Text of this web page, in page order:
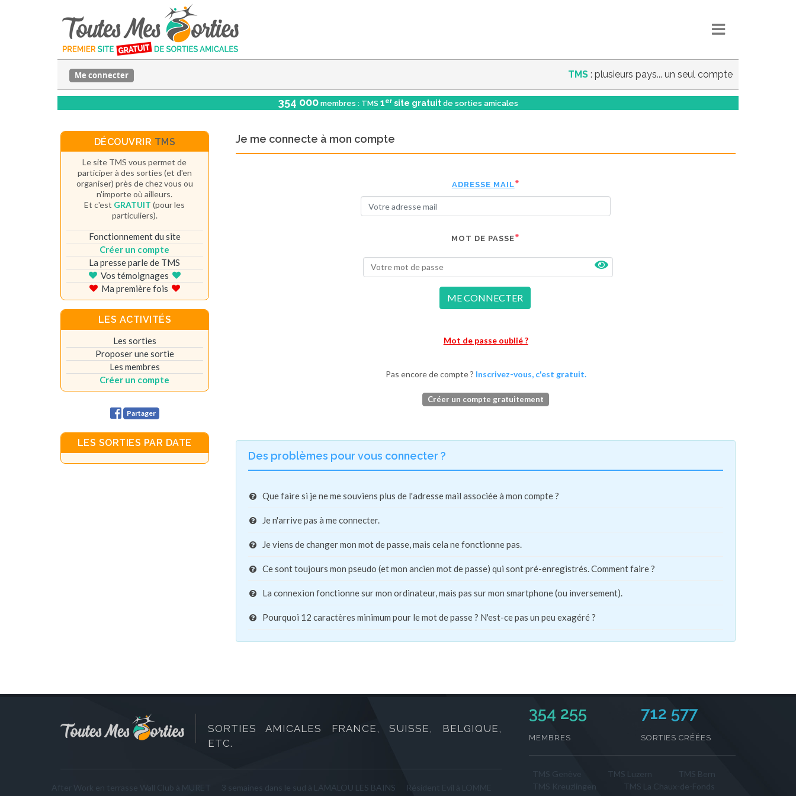
TMS : plusieurs pays... un seul compte
Me connecter
354 000 membres : TMS 1er site gratuit de sorties amicales
Je me connecte à mon compte
ADRESSE MAIL
MOT DE PASSE
ME CONNECTER
Mot de passe oublié ?
Pas encore de compte ? Inscrivez-vous, c'est gratuit.
Créer un compte gratuitement
Des problèmes pour vous connecter ?
Que faire si je ne me souviens plus de l'adresse mail associée à mon compte ?
Je n'arrive pas à me connecter.
Je viens de changer mon mot de passe, mais cela ne fonctionne pas.
Ce sont toujours mon pseudo (et mon ancien mot de passe) qui sont pré-enregistrés. Comment faire ?
La connexion fonctionne sur mon ordinateur, mais pas sur mon smartphone (ou inversement).
Pourquoi 12 caractères minimum pour le mot de passe ? N'est-ce pas un peu exagéré ?
DÉCOUVRIR TMS
Le site TMS vous permet de
participer à des sorties (et d'en
organiser) près de chez vous ou
n'importe où ailleurs.
Et c'est GRATUIT (pour les
particuliers).
Fonctionnement du site
Créer un compte
La presse parle de TMS
Vos témoignages
Ma première fois
LES ACTIVITÉS
Les sorties
Proposer une sortie
Les membres
Créer un compte
Partager
LES SORTIES PAR DATE
SORTIES AMICALES FRANCE, SUISSE, BELGIQUE,
ETC.
After Work en terrasse Wall Club à MURET 3 semaines dans le sud à LAMALOU LES BAINS
Résident Evil à LOMME
354 255
MEMBRES
712 577
SORTIES CRÉÉES
TMS Luzern
TMS Bern
TMS Kreuzlingen
TMS La Chaux-de-Fonds